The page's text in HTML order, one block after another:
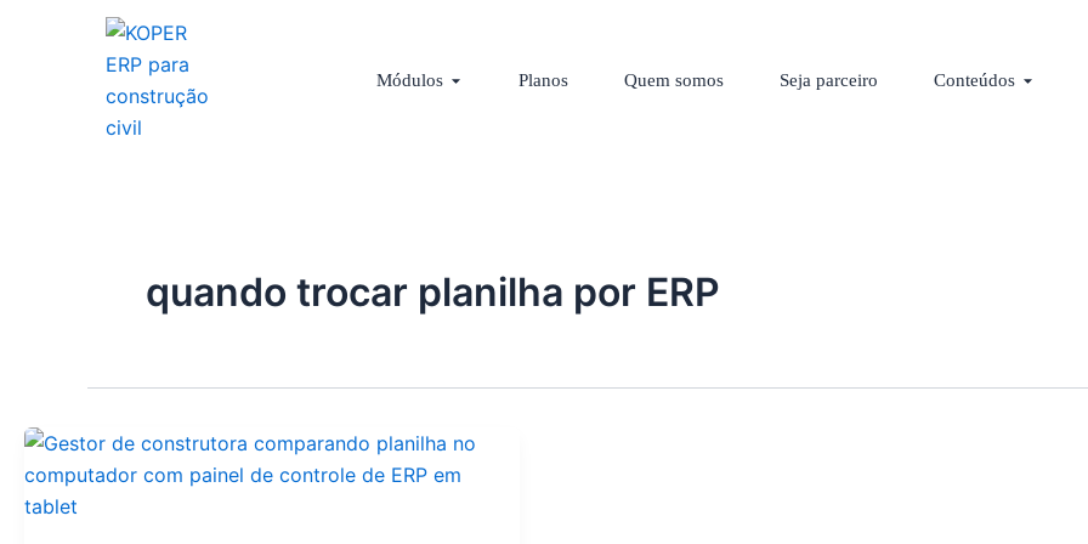
Módulos Abrir Módulos
Planos Quem somos Seja parceiro Conteúdos Abrir
quando trocar planilha por ERP